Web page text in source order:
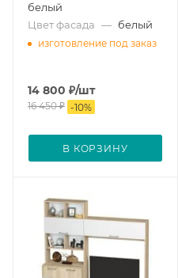
белый
Цвет фасада — белый
изготовление под заказ
14 800 ₽/шт
16 450₽ -10%
В КОРЗИНУ